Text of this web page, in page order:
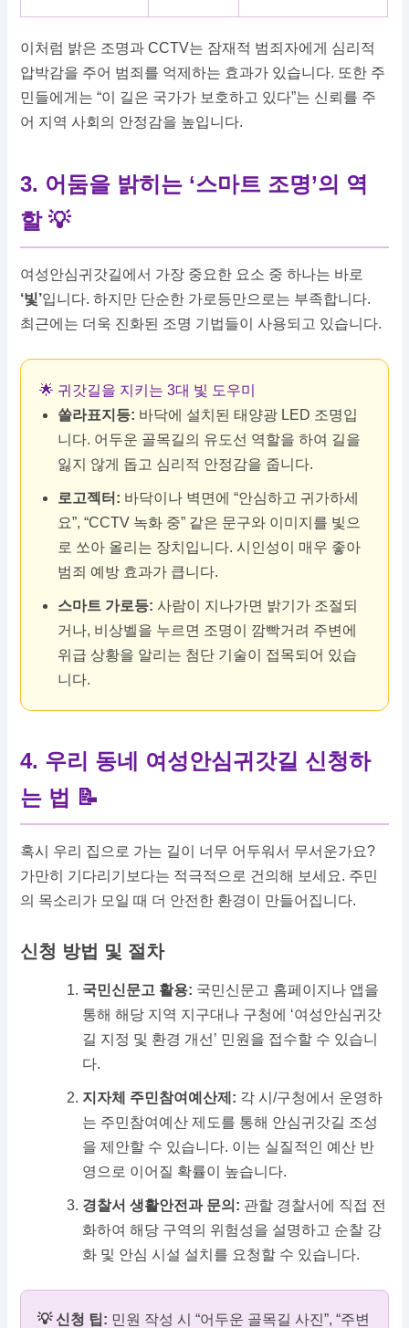
이처럼 밝은 조명과 CCTV는 잠재적 범죄자에게 심리적
압박감을 주어 범죄를 억제하는 효과가 있습니다. 또한 주
민들에게는 “이 길은 국가가 보호하고 있다”는 신뢰를 주
어 지역 사회의 안정감을 높입니다.
3. 어둠을 밝히는 ‘스마트 조명’의 역
할 💡
여성안심귀갓길에서 가장 중요한 요소 중 하나는 바로
‘빛’입니다. 하지만 단순한 가로등만으로는 부족합니다.
최근에는 더욱 진화된 조명 기법들이 사용되고 있습니다.
🌟 귀갓길을 지키는 3대 빛 도우미
쏠라표지등: 바닥에 설치된 태양광 LED 조명입
니다. 어두운 골목길의 유도선 역할을 하여 길을
잃지 않게 돕고 심리적 안정감을 줍니다.
로고젝터: 바닥이나 벽면에 “안심하고 귀가하세
요”, “CCTV 녹화 중” 같은 문구와 이미지를 빛으
로 쏘아 올리는 장치입니다. 시인성이 매우 좋아
범죄 예방 효과가 큽니다.
스마트 가로등: 사람이 지나가면 밝기가 조절되
거나, 비상벨을 누르면 조명이 깜빡거려 주변에
위급 상황을 알리는 첨단 기술이 접목되어 있습
니다.
4. 우리 동네 여성안심귀갓길 신청하
는 법 📝
혹시 우리 집으로 가는 길이 너무 어두워서 무서운가요?
가만히 기다리기보다는 적극적으로 건의해 보세요. 주민
의 목소리가 모일 때 더 안전한 환경이 만들어집니다.
신청 방법 및 절차
국민신문고 활용: 국민신문고 홈페이지나 앱을
통해 해당 지역 지구대나 구청에 ‘여성안심귀갓
길 지정 및 환경 개선’ 민원을 접수할 수 있습니
다.
지자체 주민참여예산제: 각 시/구청에서 운영하
는 주민참여예산 제도를 통해 안심귀갓길 조성
을 제안할 수 있습니다. 이는 실질적인 예산 반
영으로 이어질 확률이 높습니다.
경찰서 생활안전과 문의: 관할 경찰서에 직접 전
화하여 해당 구역의 위험성을 설명하고 순찰 강
화 및 안심 시설 설치를 요청할 수 있습니다.
💡 신청 팁: 민원 작성 시 “어두운 골목길 사진”, “주변